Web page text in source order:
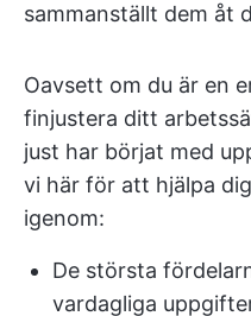
sammanställt dem åt
Oavsett om du är en
finjustera ditt
just har börjat med
vi här för att hjälpa
igenom:
De största
vardagliga